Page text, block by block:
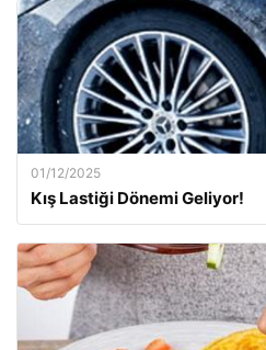
01/12/2025
Kış Lastiği Dönemi Geliyor!